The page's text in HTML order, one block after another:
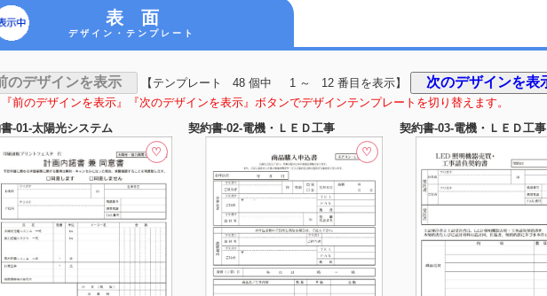
表 面
デザイン・テンプレート
【テンプレート 48 個中 1 ～ 12 番目を表示】
デザインを表示』『次のデザインを表示』ボタンでデザインテンプレートを切り替えます。
-01-太陽光システム
♡
契約書-02-電機・ＬＥＤ工事
♡
契約書-03-電機・ＬＥＤ工事